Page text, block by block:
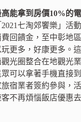
高能拿到房價10%的
2021七淘郊饗樂」活
費回饋金，至中彰地
玩更多，好康更多。
觀光圈整合在地觀光
眾可以拿著手機直接
旅宿業者簽約參與，
客不再煩惱飯店優惠